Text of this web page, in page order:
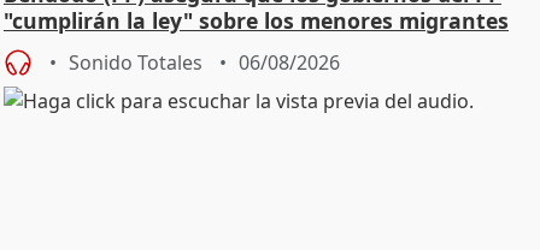
"cumplirán la ley" sobre los menores migrantes
Sonido Totales 06/08/2026